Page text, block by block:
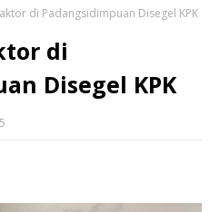
di Padangsidimpuan Disegel KPK
di
Disegel KPK